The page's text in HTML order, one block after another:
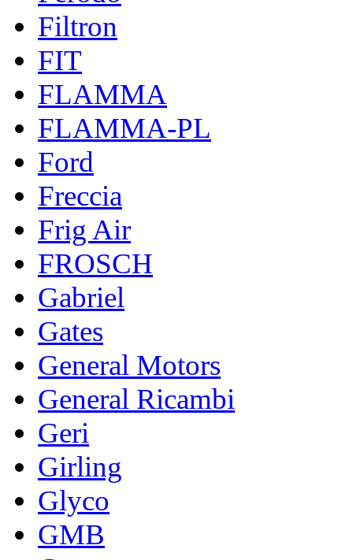
Filtron
FIT
FLAMMA
FLAMMA-PL
Ford
Freccia
Frig Air
FROSCH
Gabriel
Gates
General Motors
General Ricambi
Geri
Girling
Glyco
GMB